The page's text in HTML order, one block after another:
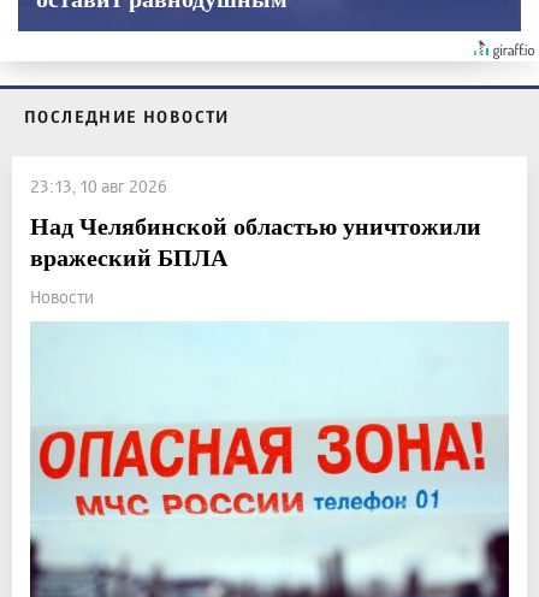
ПОСЛЕДНИЕ НОВОСТИ
23:13, 10 авг 2026
Над Челябинской областью уничтожили
вражеский БПЛА
Новости